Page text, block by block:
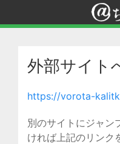
外部サイト
https://vorota-
別のサイトにジャン
ければ上記のリンク